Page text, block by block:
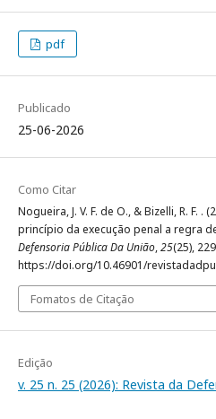
pdf
Publicado
25-06-2026
Como Citar
Nogueira, J. V. F. de O., & Bizelli, R. F. .
princípio da execução penal a regra
Defensoria Pública Da União,25(25),
https://doi.org/10.46901/
Fomatos de Citação
Edição
v. 25 n. 25 (2026): Revista da